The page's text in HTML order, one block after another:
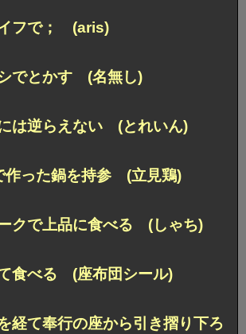
フで； (aris)
でとかす (名無し)
は逆らえない (とれいん)
作った鍋を持参 (立見鶏)
クで上品に食べる (しゃち)
食べる (座布団シール)
経て奉行の座から引き摺り下ろ